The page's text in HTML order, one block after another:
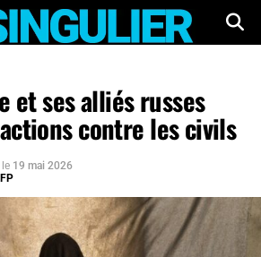
et ses alliés russes
contre les civils
le 19 mai 2026